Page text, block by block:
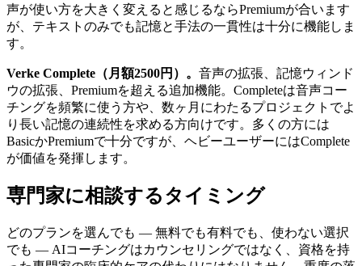
声が使い方を大きく変えると感じるならPremiumが合います
が、テキストのみでも記憶と手法の一貫性は十分に機能しま
す。
Verke Complete（月額2500円）。 音声の拡張、記憶ウィンド
ウの拡張、Premiumを超える追加機能。Completeは音声コー
チングを頻繁に使う方や、数ヶ月にわたるプロジェクトでよ
り長い記憶の連続性を求める方向けです。多くの方には
BasicかPremiumで十分ですが、ヘビーユーザーにはComplete
が価値を発揮します。
専門家に相談するタイミング
どのプランを選んでも — 無料でも有料でも、使わない選択
でも — AIコーチングはカウンセリングではなく、資格を持